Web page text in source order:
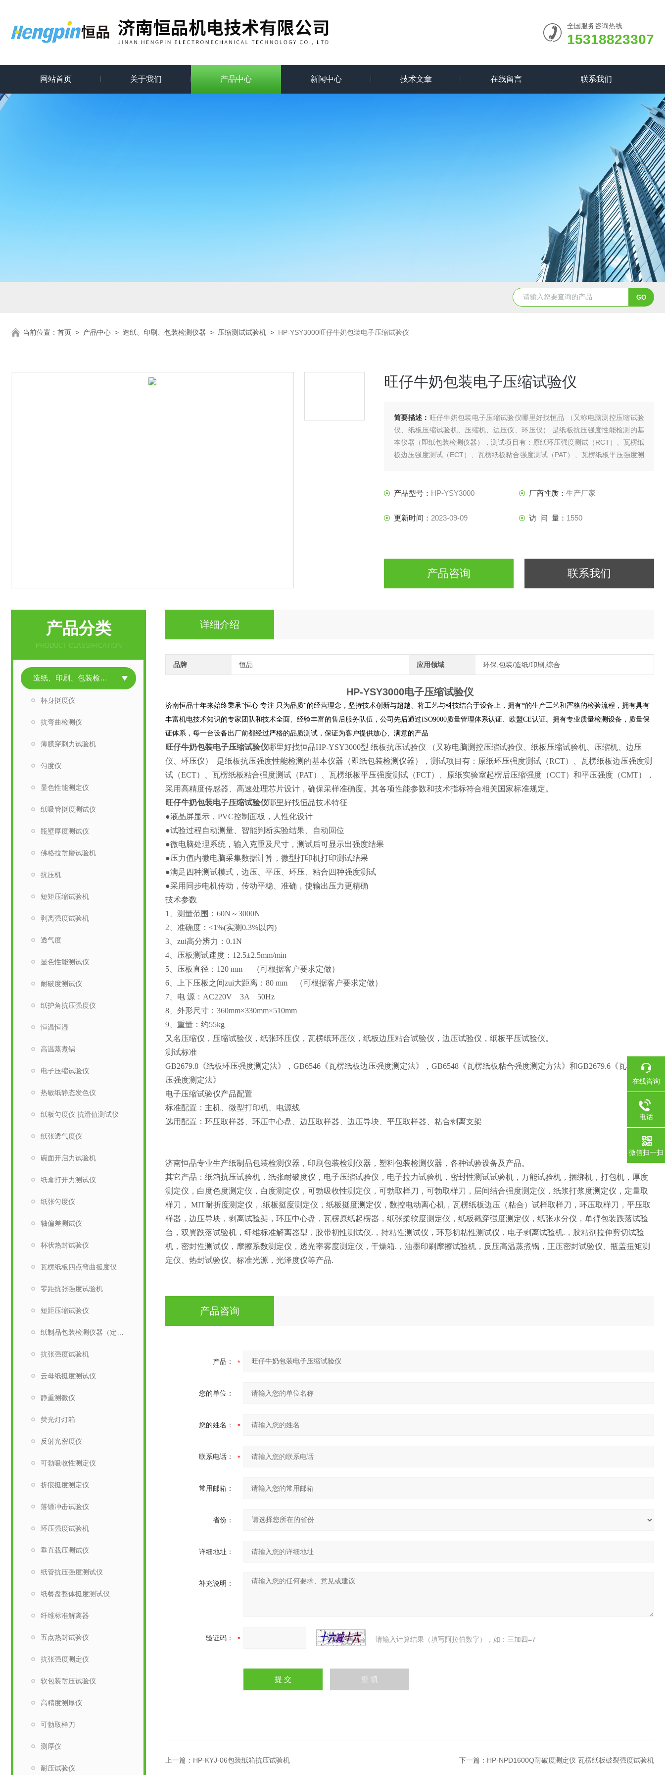
全国服务咨询热线:
15318823307
网站首页 关于我们 产品中心 新闻中心 技术文章 在线留言 联系我们
当前位置： 首页 > 产品中心 > 造纸、印刷、包装检测仪器 > 压缩测试试验机 > HP-YSY3000旺仔牛奶包装电子压缩试验仪
旺仔牛奶包装电子压缩试验仪
简要描述： 旺仔牛奶包装电子压缩试验仪哪里好找恒品 （又称电脑测控压缩试验
仪、纸板压缩试验机、压缩机、边压仪、环压仪） 是纸板抗压强度性能检测的基
本仪器（即纸包装检测仪器），测试项目有：原纸环压强度测试（RCT）、瓦楞纸
板边压强度测试（ECT）、瓦楞纸板粘合强度测试（PAT）、瓦楞纸板平压强度测
产品型号： HP-YSY3000 厂商性质： 生产厂家
更新时间： 2023-09-09 访 问 量： 1550
产品咨询 联系我们
详细介绍
品牌 恒品 应用领域 环保,包装/造纸/印刷,综合
HP-YSY3000电子压缩试验仪
济南恒品十年来始终秉承“恒心 专注 只为品质"的经营理念，坚持技术创新与超越、将工艺与科技结合于设备上，拥有*的生产工艺和严格的检验流程，拥有具有
丰富机电技术知识的专家团队和技术全面、经验丰富的售后服务队伍，公司先后通过ISO9000质量管理体系认证、欧盟CE认证。拥有专业质量检测设备，质量保
证体系，每一台设备出厂前都经过严格的品质测试，保证为客户提供放心、满意的产品
旺仔牛奶包装电子压缩试验仪哪里好找恒品HP-YSY3000型 纸板抗压试验仪 （又称电脑测控压缩试验仪、纸板压缩试验机、压缩机、边压
仪、环压仪） 是纸板抗压强度性能检测的基本仪器（即纸包装检测仪器），测试项目有：原纸环压强度测试（RCT）、瓦楞纸板边压强度测
试（ECT）、瓦楞纸板粘合强度测试（PAT）、瓦楞纸板平压强度测试（FCT）、原纸实验室起楞后压缩强度（CCT）和平压强度（CMT），
采用高精度传感器、高速处理芯片设计，确保采样准确度。其各项性能参数和技术指标符合相关国家标准规定。
旺仔牛奶包装电子压缩试验仪哪里好找恒品技术特征
●液晶屏显示，PVC控制面板，人性化设计
●试验过程自动测量、智能判断实验结果、自动回位
●微电脑处理系统，输入克重及尺寸，测试后可显示出强度结果
●压力值内微电脑采集数据计算，微型打印机打印测试结果
●满足四种测试模式，边压、平压、环压、粘合四种强度测试
●采用同步电机传动，传动平稳、准确，使输出压力更精确
技术参数
1、测量范围：60N～3000N
2、准确度：<1%(实测0.3%以内)
3、zui高分辨力：0.1N
4、压板测试速度：12.5±2.5mm/min
5、压板直径：120 mm （可根据客户要求定做）
6、上下压板之间zui大距离：80 mm （可根据客户要求定做）
7、电 源：AC220V 3A 50Hz
8、外形尺寸：360mm×330mm×510mm
9、重量：约55kg
又名压缩仪，压缩试验仪，纸张环压仪，瓦楞纸环压仪，纸板边压粘合试验仪，边压试验仪，纸板平压试验仪。
测试标准
GB2679.8《纸板环压强度测定法》，GB6546《瓦楞纸板边压强度测定法》，GB6548《瓦楞纸板粘合强度测定方法》和GB2679.6《瓦楞芯平
压强度测定法》
电子压缩试验仪产品配置
标准配置：主机、微型打印机、电源线
选用配置：环压取样器、环压中心盘、边压取样器、边压导块、平压取样器、粘合剥离支架
济南恒品专业生产纸制品包装检测仪器，印刷包装检测仪器，塑料包装检测仪器，各种试验设备及产品。
其它产品：纸箱抗压试验机，纸张耐破度仪，电子压缩试验仪，电子拉力试验机，密封性测试试验机，万能试验机，捆绑机，打包机，厚度
测定仪，白度色度测定仪，白度测定仪，可勃吸收性测定仪，可勃取样刀，可勃取样刀，层间结合强度测定仪，纸浆打浆度测定仪，定量取
样刀， MIT耐折度测定仪，.纸板挺度测定仪，纸板挺度测定仪，数控电动离心机，瓦楞纸板边压（粘合）试样取样刀，环压取样刀，平压取
样器，边压导块，剥离试验架，环压中心盘，瓦楞原纸起楞器，纸张柔软度测定仪，纸板戳穿强度测定仪，纸张水分仪，单臂包装跌落试验
台，双翼跌落试验机，纤维标准解离器型，胶带初性测试仪.，持粘性测试仪，环形初粘性测试仪，电子剥离试验机.，胶粘剂拉伸剪切试验
机，密封性测试仪，摩擦系数测定仪，透光率雾度测定仪，干燥箱.，油墨印刷摩擦试验机，反压高温蒸煮锅，正压密封试验仪、瓶盖扭矩测
定仪、热封试验仪。标准光源，光泽度仪等产品.
产品咨询
产品：
您的单位：
您的姓名：
联系电话：
常用邮箱：
省份：
详细地址：
补充说明：
验证码： 请输入计算结果（填写阿拉伯数字），如：三加四=7
上一篇： HP-KYJ-06包装纸箱抗压试验机 下一篇： HP-NPD1600Q耐破度测定仪 瓦楞纸板破裂强度试验机
产品分类
PRODUCT CLASSIFICATION
造纸、印刷、包装检测仪器
杯身挺度仪
抗弯曲检测仪
薄膜穿刺力试验机
匀度仪
显色性能测定仪
纸吸管挺度测试仪
瓶壁厚度测试仪
佛格拉耐磨试验机
抗压机
短矩压缩试验机
剥离强度试验机
透气度
显色性能测试仪
耐破度测试仪
纸护角抗压强度仪
恒温恒湿
高温蒸煮锅
电子压缩试验仪
热敏纸静态发色仪
纸板匀度仪 抗滑值测试仪
纸张透气度仪
碗面开启力试验机
纸盒打开力测试仪
纸张匀度仪
轴偏差测试仪
杯状热封试验仪
瓦楞纸板四点弯曲挺度仪
零距抗张强度试验机
短距压缩试验仪
抗张强度试验机
云母纸挺度测试仪
静重测微仪
荧光灯灯箱
反射光密度仪
可勃吸收性测定仪
折痕挺度测定仪
落镖冲击试验仪
环压强度试验机
垂直载压测试仪
纸管抗压强度测试仪
纸餐盘整体挺度测试仪
纤维标准解离器
五点热封试验仪
抗张强度测定仪
软包装耐压试验仪
高精度测厚仪
可勃取样刀
测厚仪
耐压试验仪
在线咨询
电话
微信扫一扫